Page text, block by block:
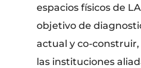
espacios físicos de
objetivo de
actual y co-
las instituciones